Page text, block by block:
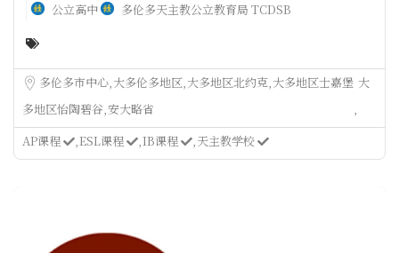
公立高中 多伦多天主教公立教育局 TCDSB
多伦多市中心大多伦多地区大多地区北约克大多地区士嘉堡 大
多地区怡陶碧谷安大略省
AP课程
ESL课程 IB课程 天主教学校